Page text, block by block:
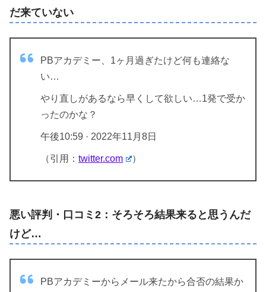
だ来ていない
PBアカデミー、1ヶ月過ぎたけど何も連絡な
い…
やり直しがあるなら早くして欲しい…1発で受か
ったのかな？
午後10:59 · 2022年11月8日
（引用： twitter.com ）
悪い評判・口コミ2：そろそろ結果来ると思うんだ
けど…
PBアカデミーからメール来たから合否の結果か